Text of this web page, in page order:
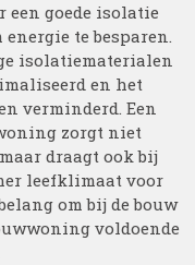
een goede isolatie
te besparen.
isolatiematerialen
en het
verminderd. Een
zorgt niet
draagt ook bij
leefklimaat voor
om bij de bouw
voldoende